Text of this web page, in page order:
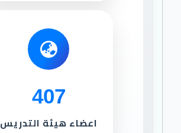
407
اعضاء هيئة التدريس